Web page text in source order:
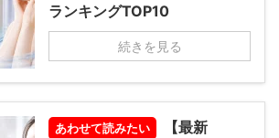
ランキングTOP10
続きを見る
あわせて読みたい
【最新